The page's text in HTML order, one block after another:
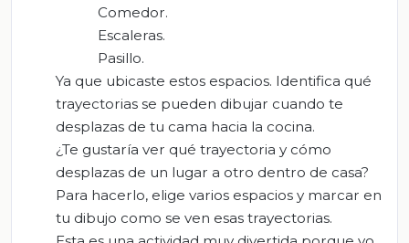
Comedor.
Escaleras.
Pasillo.
Ya que ubicaste estos espacios. Identifica qué
trayectorias se pueden dibujar cuando te
desplazas de tu cama hacia la cocina.
¿Te gustaría ver qué trayectoria y cómo
desplazas de un lugar a otro dentro de casa?
Para hacerlo, elige varios espacios y marcar en
tu dibujo como se ven esas trayectorias.